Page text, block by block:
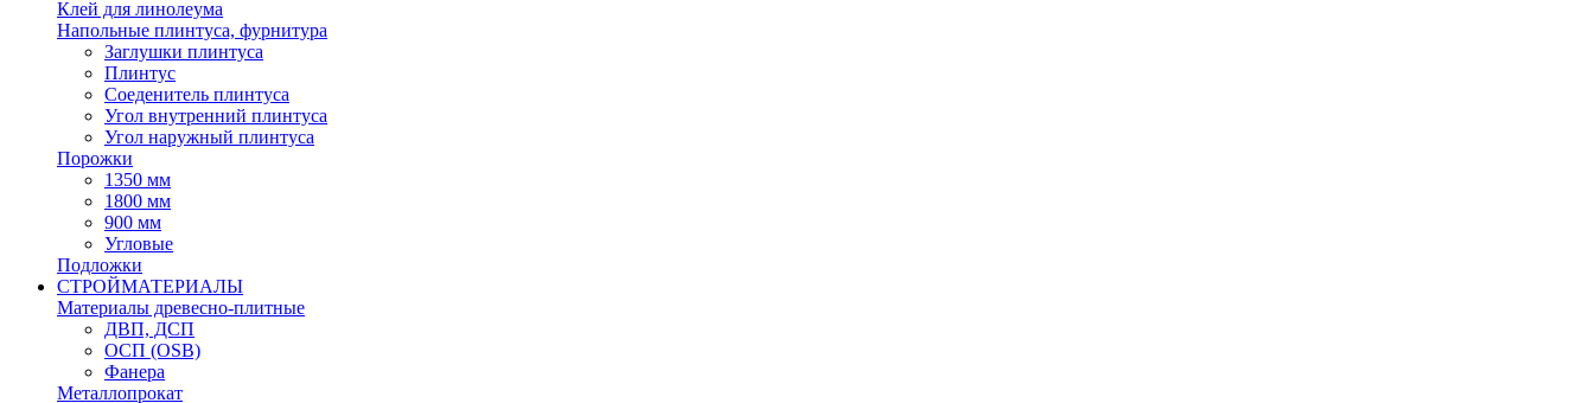
Клей для линолеума
Напольные плинтуса, фурнитура
Заглушки плинтуса
Плинтус
Соеденитель плинтуса
Угол внутренний плинтуса
Угол наружный плинтуса
Порожки
1350 мм
1800 мм
900 мм
Угловые
Подложки
СТРОЙМАТЕРИАЛЫ
Материалы древесно-плитные
ДВП, ДСП
ОСП (OSB)
Фанера
Металлопрокат